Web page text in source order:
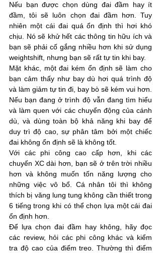
Nếu bạn được chọn dùng đai đầm hay ít
đầm, tôi sẽ luôn chọn đai đầm hơn. Tuy
nhiên một cái đai quá ổn định thì hơi khó
chịu. Nó sẽ khử hết các thông tin hữu ích và
bạn sẽ phải cố gắng nhiều hơn khi sử dụng
weightshift, nhưng bạn sẽ rất tự tin khi bay.
Mặt khác, một đai kém ổn định sẽ làm cho
bạn cảm thấy như bay dù hơi quá trình độ
và làm giảm tự tin đi, bay bò sẽ kém vui hơn.
Nếu bạn đang ở trình độ vẫn đang tìm hiểu
và làm quen với các chuyển động của cánh
dù, và dùng toàn bộ khả năng khi bay để
duy trì độ cao, sự phân tâm bởi một chiếc
đai không ổn định sẽ là không tốt.
Với các phi công cao cấp hơn, khi các
chuyến XC dài hơn, bạn sẽ ở trên trời nhiều
hơn và không muốn tốn năng lượng cho
những việc vô bổ. Cá nhân tôi thì không
thích bị văng lung tung không cần thiết trong
6 tiếng trong khi có thể chọn lựa một cái đai
ổn định hơn.
Để lựa chọn đai đầm hay không, hãy đọc
các review, hỏi các phi công khác và kiểm
tra độ cao của điểm treo. Thường thì điểm